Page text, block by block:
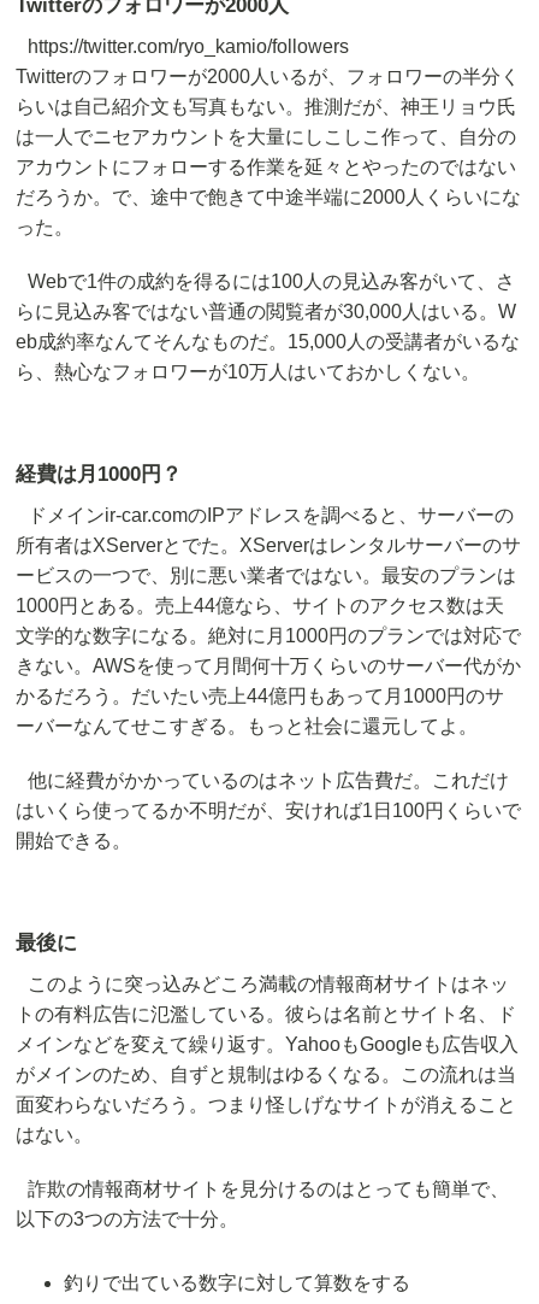
Twitterのフォロワーが2000人
https://twitter.com/ryo_kamio/followers
Twitterのフォロワーが2000人いるが、フォロワーの半分く
らいは自己紹介文も写真もない。推測だが、神王リョウ氏
は一人でニセアカウントを大量にしこしこ作って、自分の
アカウントにフォローする作業を延々とやったのではない
だろうか。で、途中で飽きて中途半端に2000人くらいにな
った。
Webで1件の成約を得るには100人の見込み客がいて、さ
らに見込み客ではない普通の閲覧者が30,000人はいる。W
eb成約率なんてそんなものだ。15,000人の受講者がいるな
ら、熱心なフォロワーが10万人はいておかしくない。
経費は月1000円？
ドメインir-car.comのIPアドレスを調べると、サーバーの
所有者はXServerとでた。XServerはレンタルサーバーのサ
ービスの一つで、別に悪い業者ではない。最安のプランは
1000円とある。売上44億なら、サイトのアクセス数は天
文学的な数字になる。絶対に月1000円のプランでは対応で
きない。AWSを使って月間何十万くらいのサーバー代がか
かるだろう。だいたい売上44億円もあって月1000円のサ
ーバーなんてせこすぎる。もっと社会に還元してよ。
他に経費がかかっているのはネット広告費だ。これだけ
はいくら使ってるか不明だが、安ければ1日100円くらいで
開始できる。
最後に
このように突っ込みどころ満載の情報商材サイトはネッ
トの有料広告に氾濫している。彼らは名前とサイト名、ド
メインなどを変えて繰り返す。YahooもGoogleも広告収入
がメインのため、自ずと規制はゆるくなる。この流れは当
面変わらないだろう。つまり怪しげなサイトが消えること
はない。
詐欺の情報商材サイトを見分けるのはとっても簡単で、
以下の3つの方法で十分。
釣りで出ている数字に対して算数をする